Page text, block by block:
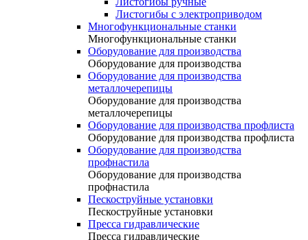
Листогибы с электроприводом
Многофункциональные станки
Многофункциональные станки
Оборудование для производства
Оборудование для производства
Оборудование для производства
металлочерепицы
Оборудование для производства
металлочерепицы
Оборудование для производства профлиста
Оборудование для производства профлиста
Оборудование для производства
профнастила
Оборудование для производства
профнастила
Пескоструйные установки
Пескоструйные установки
Пресса гидравлические
Пресса гидравлические